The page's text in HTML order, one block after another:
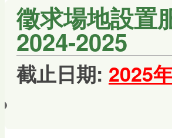
徵求場地設置
2024-2025
截止日期: 2025